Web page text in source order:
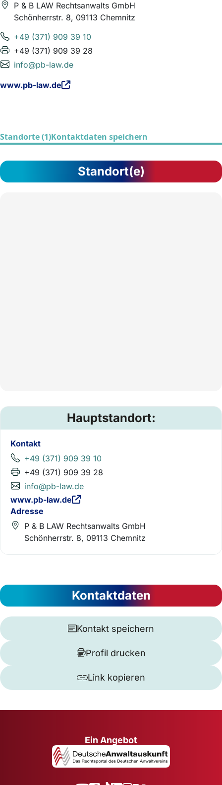
P & B LAW Rechtsanwalts GmbH
Schönherrstr. 8, 09113 Chemnitz
+49 (371) 909 39 10
+49 (371) 909 39 28
info@pb-law.de
www.pb-law.de
Standorte (1)Kontaktdaten speichern
Standort(e)
Hauptstandort:
Kontakt
+49 (371) 909 39 10
+49 (371) 909 39 28
info@pb-law.de
www.pb-law.de
Adresse
P & B LAW Rechtsanwalts GmbH
Schönherrstr. 8, 09113 Chemnitz
Kontaktdaten
Kontakt speichern
Profil drucken
Link kopieren
Ein Angebot